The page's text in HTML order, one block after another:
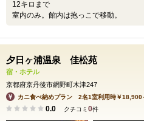
12キロまで
室内のみ。館内は抱っこで移動。
夕日ヶ浦温泉 佳松苑
宿・ホテル
京都府京丹後市網野町木津247
カニ食べ納めプラン 2名1室利用時￥18,900
0.0 クチコミ 0件